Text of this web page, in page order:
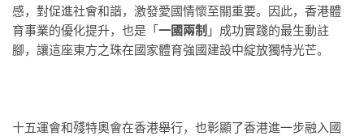
感，對促進社會和諧，激發愛國情懷至關重要。因此，香港體
育事業的優化提升，也是「一國兩制 」成功實踐的最生動註
腳，讓這座東方之珠在國家體育強國建設中綻放獨特光芒。
十五運會和殘特奧會在香港舉行，也彰顯了香港進一步融入國